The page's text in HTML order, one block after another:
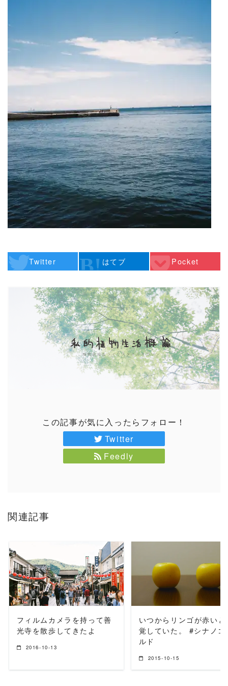
Twitter はてブ Pocket
この記事が気に入ったらフォロー！
Twitter
Feedly
関連記事
READ MORE
フィルムカメラを持って善
光寺を散歩してきたよ
2016-10-13
READ MORE
いつからリンゴが赤いと
覚していた。 #シナノゴ
ルド
2015-10-15